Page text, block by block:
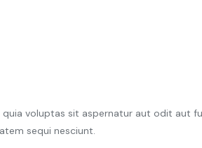
voluptas sit aspernatur aut odit aut
sequi nesciunt.